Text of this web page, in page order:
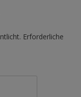
Erforderliche